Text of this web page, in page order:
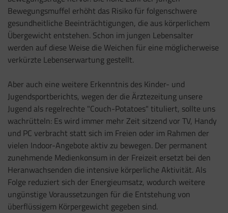
Bewegungsmuffel erhöht das Risiko für folgenschwere
gesundheitliche Beeinträchtigungen, die aus körperlichem
Übergewicht entstehen. Schon im jungen Lebensalter
werden auf diese Weise die Weichen für eine möglicherweise
verkürzte Lebenserwartung gestellt.
Aber auch eine weitere Erkenntnis des Kinder- und
Jugendsportberichts, wegen der die Ärztezeitung unsere
Jugend als regelrechte "Couch-Potatoes" tituliert, sollte uns
wachrütteln: Es wird immer mehr Zeit sitzend vor TV, Handy
und PC verbracht statt sich im Freien oder im Rahmen der
vielen Indoor-Angebote aktiv zu bewegen. Der permanent
zunehmende Medienkonsum in der Freizeit ersetzt bei den
Heranwachsenden die intensive körperliche Aktivität. Als
Folge reduziert sich der Energieumsatz, wodurch weitere
ungünstige Voraussetzungen für die Entstehung von
überflüssigem Körpergewicht gegeben sind.